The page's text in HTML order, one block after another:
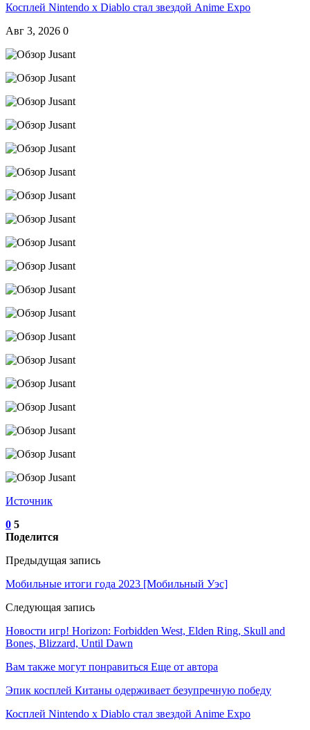
Косплей Nintendo x Diablo стал звездой Anime Expo
Авг 3, 2026 0
Источник
0 5
Поделится
Предыдущая запись
Мобильные итоги года 2023 [Мобильный Уэс]
Следующая запись
Новости игр! Horizon: Forbidden West, Elden Ring, Skull and
Bones, Blizzard, Until Dawn
Вам также могут понравиться Еще от автора
Эпик косплей Китаны одерживает безупречную победу
Косплей Nintendo x Diablo стал звездой Anime Expo